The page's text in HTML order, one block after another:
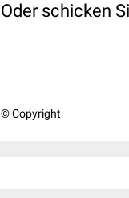
Oder schicken
© Copyright